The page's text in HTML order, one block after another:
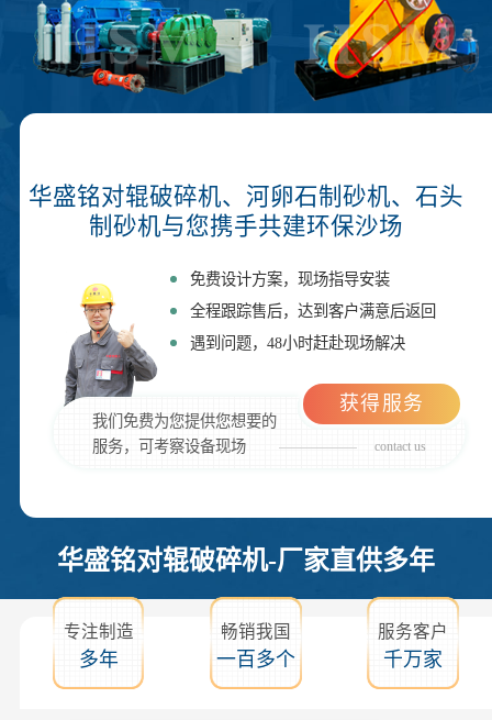
华盛铭对辊破碎机、河卵石制砂机、石头
制砂机与您携手共建环保沙场
免费设计方案，现场指导安装
全程跟踪售后，达到客户满意后返回
遇到问题，48小时赶赴现场解决
我们免费为您提供您想要的
服务，可考察设备现场
contact us
获得服务
华盛铭对辊破碎机-厂家直供多年
专注制造
多年
畅销我国
一百多个
服务客户
千万家